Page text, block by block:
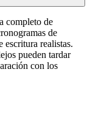
completo de
de
escritura realistas.
pueden tardar
con los